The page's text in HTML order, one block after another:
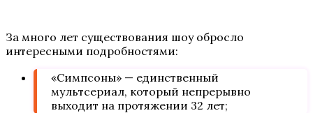
За много лет существования шоу обросло
интересными подробностями:
«Симпсоны» — единственный
мультсериал, который непрерывно
выходит на протяжении 32 лет;